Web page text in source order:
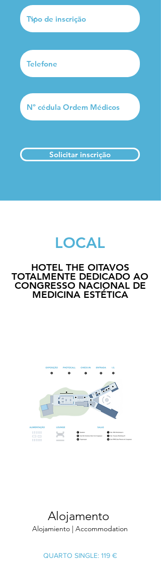
Solicitar inscrição
LOCAL
HOTEL THE OITAVOS
TOTALMENTE DEDICADO AO
CONGRESSO NACIONAL DE
MEDICINA ESTÉTICA
Alojamento
Alojamiento | Accommodation
QUARTO SINGLE: 119 €